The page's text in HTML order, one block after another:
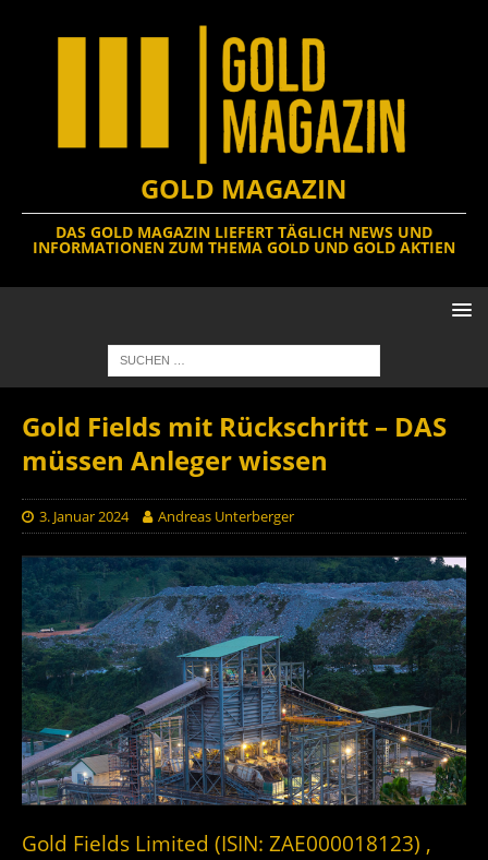
GOLD MAGAZIN
DAS GOLD MAGAZIN LIEFERT TÄGLICH NEWS UND
INFORMATIONEN ZUM THEMA GOLD UND GOLD AKTIEN
Gold Fields mit Rückschritt – DAS
müssen Anleger wissen
3. Januar 2024 Andreas Unterberger
Gold Fields Limited (ISIN: ZAE000018123) ,